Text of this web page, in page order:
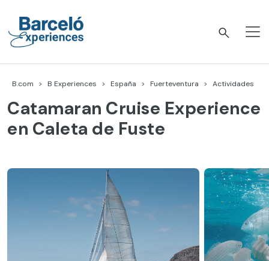
content
B.com B Experiences España Fuerteventura Actividades
Catamaran Cruise Experience
en Caleta de Fuste